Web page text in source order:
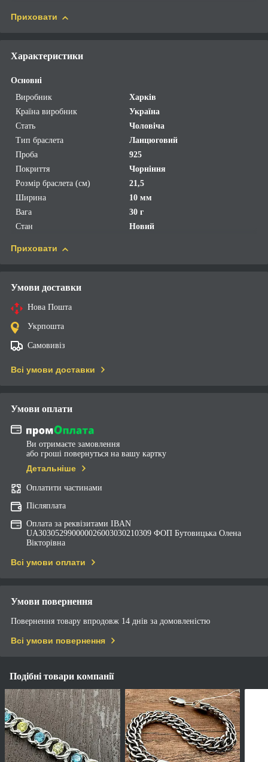
Приховати
Характеристики
Основні
Виробник
Харків
Країна виробник
Україна
Стать
Чоловіча
Тип браслета
Ланцюговий
Проба
925
Покриття
Чорніння
Розмір браслета (см)
21,5
Ширина
10 мм
Вага
30 г
Стан
Новий
Приховати
Умови доставки
Нова Пошта
Укрпошта
Самовивіз
Всі умови доставки
Умови оплати
Ви отримаєте замовлення
або гроші повернуться на вашу картку
Детальніше
Оплатити частинами
Післяплата
Оплата за реквізитами IBAN
UA303052990000026003030210309 ФОП Бутовицька Олена
Вікторівна
Всі умови оплати
Умови повернення
Повернення товару впродовж 14 днів за домовленістю
Всі умови повернення
Подібні товари компанії